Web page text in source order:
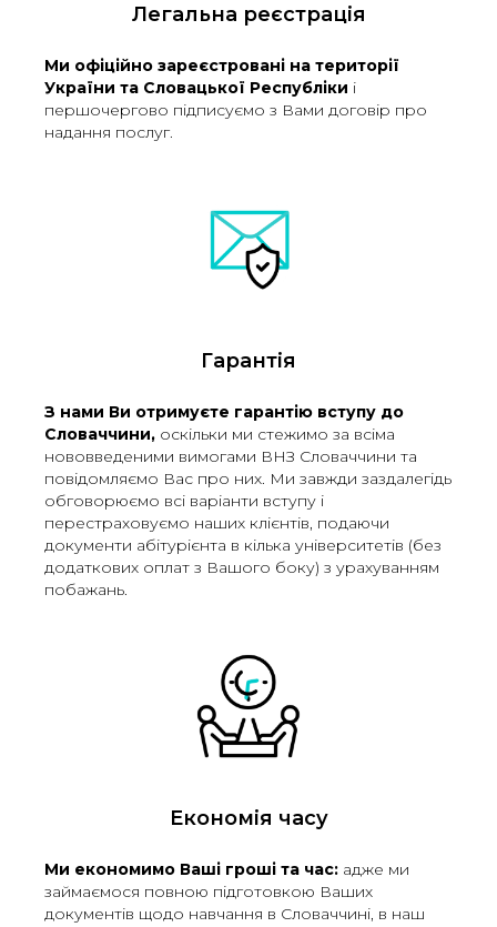
Легальна реєстрація
Ми офіційно зареєстровані на території
України та Словацької Республіки і
першочергово підписуємо з Вами договір про
надання послуг.
Гарантія
З нами Ви отримуєте гарантію вступу до
Словаччини, оскільки ми стежимо за всіма
нововведеними вимогами ВНЗ Словаччини та
повідомляємо Вас про них. Ми завжди заздалегідь
обговорюємо всі варіанти вступу і
перестраховуємо наших клієнтів, подаючи
документи абітурієнта в кілька університетів (без
додаткових оплат з Вашого боку) з урахуванням
побажань.
Економія часу
Ми економимо Ваші гроші та час: адже ми
займаємося повною підготовкою Ваших
документів щодо навчання в Словаччині, в наш